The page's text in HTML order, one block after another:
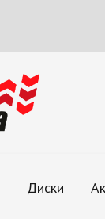
Диски